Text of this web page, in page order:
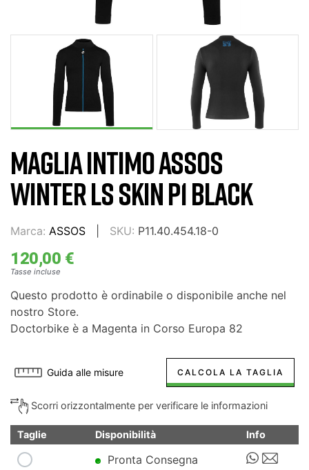
MAGLIA INTIMO ASSOS
WINTER LS SKIN P1 BLACK
Marca: ASSOS SKU: P11.40.454.18-0
120,00 €
Tasse incluse
Questo prodotto è ordinabile o disponibile anche nel
nostro Store.
Doctorbike è a Magenta in Corso Europa 82
Guida alle misure CALCOLA LA TAGLIA
Scorri orizzontalmente per verificare le informazioni
Taglie Disponibilità Info
Pronta Consegna